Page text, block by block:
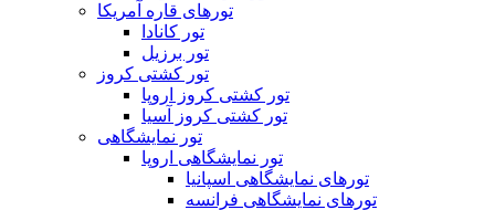
تورهای قاره آمریکا
تور کانادا
تور برزیل
تور کشتی کروز
تور کشتی کروز اروپا
تور کشتی کروز آسیا
تور نمایشگاهی
تور نمایشگاهی اروپا
تورهای نمایشگاهی اسپانیا
تورهای نمایشگاهی فرانسه